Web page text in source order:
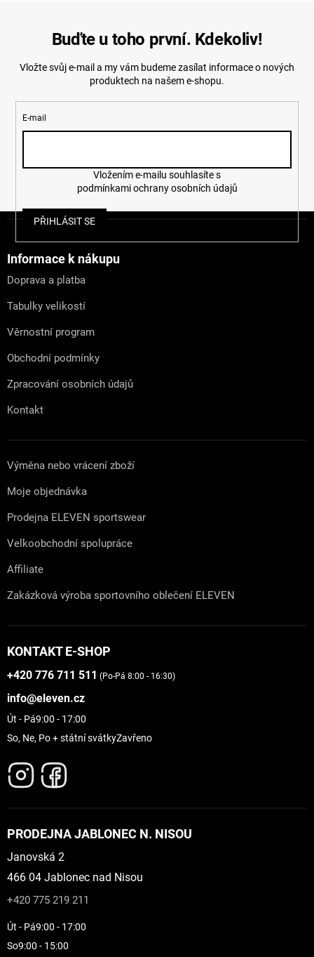
Buďte u toho první. Kdekoliv!
Vložte svůj e-mail a my vám budeme zasílat informace o nových
produktech na našem e-shopu.
E-mail
podmínkami ochrany osobních údajů
PŘIHLÁSIT SE
Informace k nákupu
Doprava a platba
Tabulky velikostí
Věrnostní program
Obchodní podmínky
Zpracování osobních údajů
Kontakt
Výměna nebo vrácení zboží
Moje objednávka
Prodejna ELEVEN sportswear
Velkoobchodní spolupráce
Affiliate
Zakázková výroba sportovního oblečení ELEVEN
KONTAKT E-SHOP
+420 776 711 511 (Po-Pá 8:00 - 16:30)
info@eleven.cz
Út - Pá9:00 - 17:00
So, Ne, Po + státní svátkyZavřeno
PRODEJNA JABLONEC N. NISOU
Janovská 2
466 04 Jablonec nad Nisou
+420 775 219 211
Út - Pá9:00 - 17:00
So9:00 - 15:00